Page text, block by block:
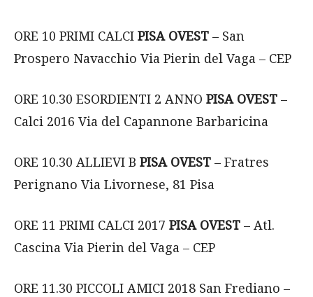
ORE 10 PRIMI CALCI PISA OVEST – San
Prospero Navacchio Via Pierin del Vaga – CEP
ORE 10.30 ESORDIENTI 2 ANNO PISA OVEST –
Calci 2016 Via del Capannone Barbaricina
ORE 10.30 ALLIEVI B PISA OVEST – Fratres
Perignano Via Livornese, 81 Pisa
ORE 11 PRIMI CALCI 2017 PISA OVEST – Atl.
Cascina Via Pierin del Vaga – CEP
ORE 11.30 PICCOLI AMICI 2018 San Frediano –